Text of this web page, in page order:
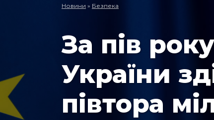
Новини » Безпека
За пів
України
півтора